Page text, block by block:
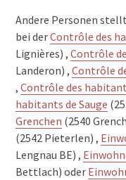
Andere Personen
bei derContrôle des
Lignières) ,Contrôle
Landeron) ,Contrôle
,Contrôle des
habitants de Sauge
Grenchen (2540
(2542 Pieterlen) ,
Lengnau BE) ,
Bettlach) oder